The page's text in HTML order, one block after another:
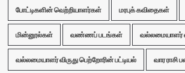
போட்டிகளின் வெற்றியாளர்கள் மரபுக் கவிதைகள்
மின்னூல்கள் வண்ணப் படங்கள் வல்லமையாளர்
வல்லமையாளர் விருது பெற்றோரின் பட்டியல் வார ராசி